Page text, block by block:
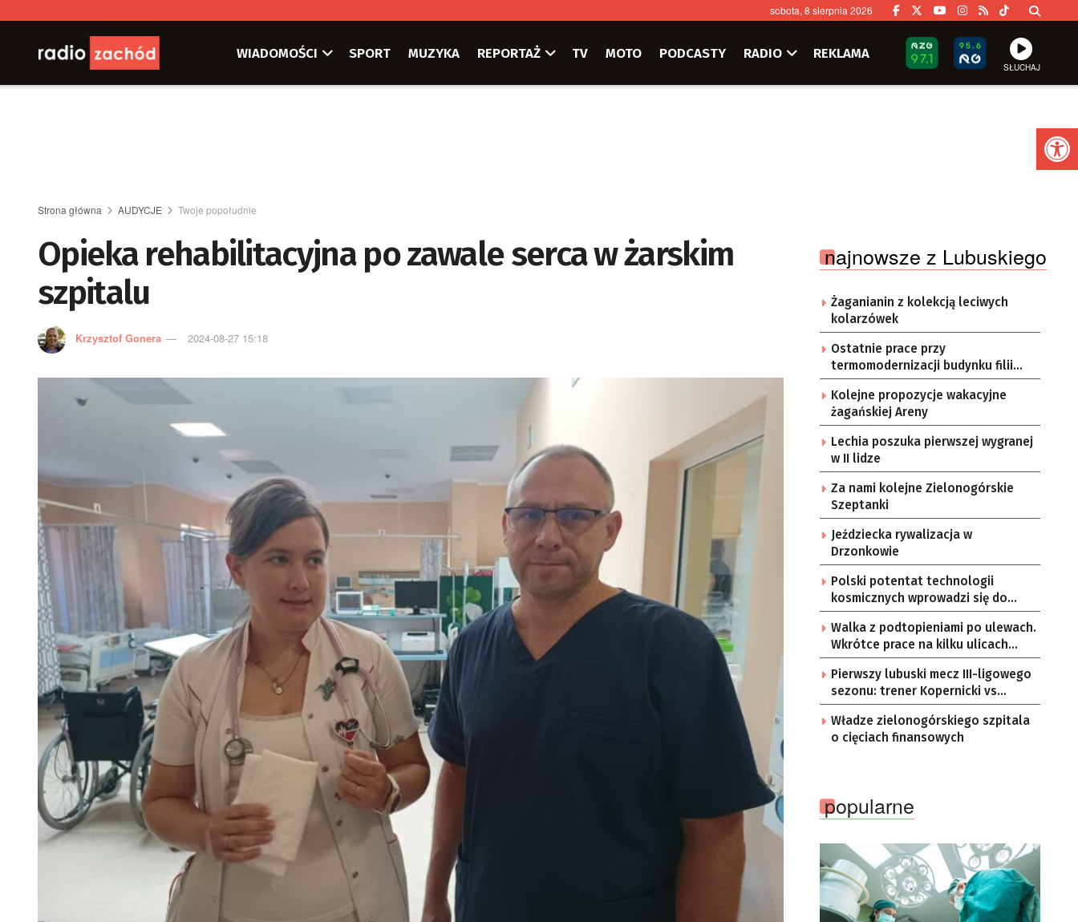
sobota, 8 sierpnia 2026
WIADOMOŚCI SPORT MUZYKA REPORTAŻ TV MOTO PODCASTY RADIO REKLAMA
SŁUCHAJ
Strona główna AUDYCJE Twoje popołudnie
Opieka rehabilitacyjna po zawale serca w żarskim
szpitalu
Krzysztof Gonera 2024-08-27 15:18
najnowsze z Lubuskiego
Żaganianin z kolekcją leciwych
kolarzówek
Ostatnie prace przy
termomodernizacji budynku filii
przedszkola Bajka
Kolejne propozycje wakacyjne
żagańskiej Areny
Lechia poszuka pierwszej wygranej
w II lidze
Za nami kolejne Zielonogórskie
Szeptanki
Jeździecka rywalizacja w
Drzonkowie
Polski potentat technologii
kosmicznych wprowadzi się do
Zielonej Góry
Walka z podtopieniami po ulewach.
Wkrótce prace na kilku ulicach
Gorzowa
Pierwszy lubuski mecz III-ligowego
sezonu: trener Kopernicki vs
starzy znajomi
Władze zielonogórskiego szpitala
o cięciach finansowych
popularne